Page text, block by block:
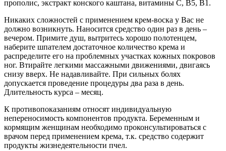
прополис, экстракт конского каштана, витамины С, В5, В1.
Никаких сложностей с применением крем-воска у Вас не
должно возникнуть. Наносится средство один раз в день –
вечером. Примите душ, вытритесь хорошо полотенцем,
наберите шпателем достаточное количество крема и
распределите его на проблемных участках кожных покровов
ног. Втирайте легкими массажными движениями, двигаясь
снизу вверх. Не надавливайте. При сильных болях
допускается проведение процедуры два раза в день.
Длительность курса – месяц.
К противопоказаниям относят индивидуальную
непереносимость компонентов продукта. Беременным и
кормящим женщинам необходимо проконсультироваться с
врачом перед применением крема, т.к. средство содержит
продукты жизнедеятельности пчел.